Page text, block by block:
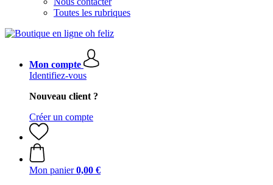
Toutes les rubriques
Mon compte
Identifiez-vous
Nouveau client ?
Créer un compte
Mon panier 0,00 €